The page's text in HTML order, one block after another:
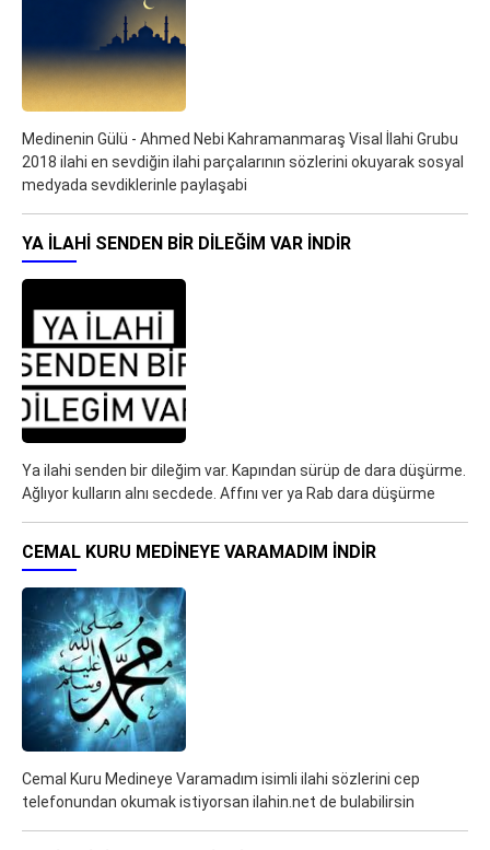
Medinenin Gülü - Ahmed Nebi Kahramanmaraş Visal İlahi Grubu
2018 ilahi en sevdiğin ilahi parçalarının sözlerini okuyarak sosyal
medyada sevdiklerinle paylaşabi
YA ILAHI SENDEN BIR DILEĞIM VAR İNDIR
Ya ilahi senden bir dileğim var. Kapından sürüp de dara düşürme.
Ağlıyor kulların alnı secdede. Affını ver ya Rab dara düşürme
CEMAL KURU MEDINEYE VARAMADIM İNDIR
Cemal Kuru Medineye Varamadım isimli ilahi sözlerini cep
telefonundan okumak istiyorsan ilahin.net de bulabilirsin